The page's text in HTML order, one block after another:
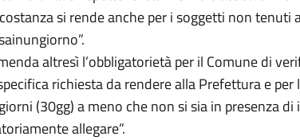
si rende anche per i soggetti non
altresì l’obbligatorietà per il Comune di
richiesta da rendere alla Prefettura e
(30gg) a meno che non si sia in presenza
allegare”.